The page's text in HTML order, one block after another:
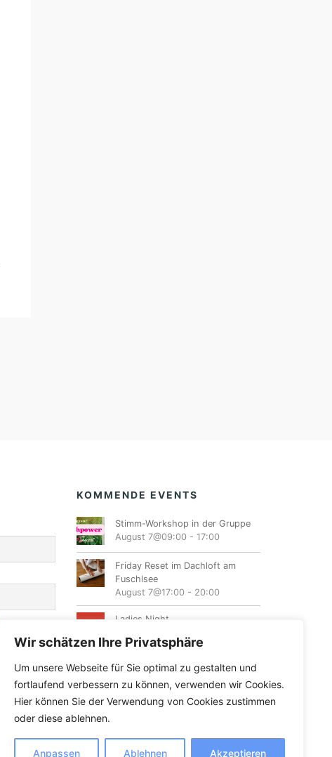
Wir schätzen Ihre Privatsphäre
Um unsere Webseite für Sie optimal zu gestalten und
fortlaufend verbessern zu können, verwenden wir Cookies.
Hier können Sie der Verwendung von Cookies zustimmen
oder diese ablehnen.
Anpassen Ablehnen Akzeptieren
KOMMENDE EVENTS
Stimm-Workshop in der Gruppe
August 7@09:00- 17:00
Friday Reset im Dachloft am
Fuschlsee
August 7@17:00- 20:00
Ladies Night
Emotionen lösen lernen mit
Energiearbeit
August 8@10:00-16:00